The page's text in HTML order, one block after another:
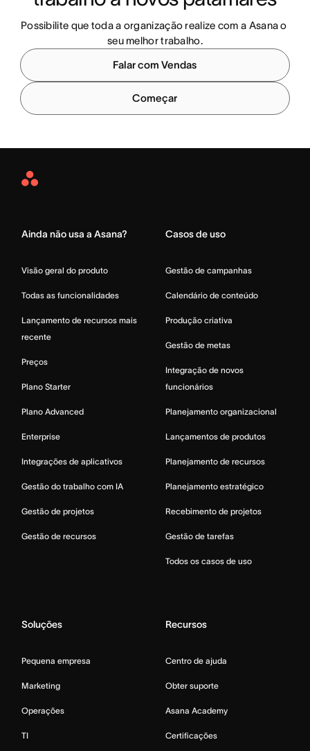
Possibilite que toda a organização realize com a Asana o
seu melhor trabalho.
Falar com Vendas
Começar
Asana
Ainda não usa a Asana?
Visão geral do produto
Todas as funcionalidades
Lançamento de recursos mais
recente
Preços
Plano Starter
Plano Advanced
Enterprise
Integrações de aplicativos
Gestão do trabalho com IA
Gestão de projetos
Gestão de recursos
Casos de uso
Gestão de campanhas
Calendário de conteúdo
Produção criativa
Gestão de metas
Integração de novos
funcionários
Planejamento organizacional
Lançamentos de produtos
Planejamento de recursos
Planejamento estratégico
Recebimento de projetos
Gestão de tarefas
Todos os casos de uso
Soluções
Pequena empresa
Marketing
Operações
TI
Recursos
Centro de ajuda
Obter suporte
Asana Academy
Certificações